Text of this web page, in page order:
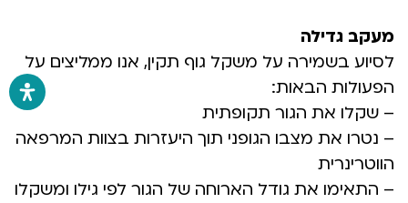
מעקב גדילה
לסיוע בשמירה על משקל גוף תקין, אנו ממליצים על
הפעולות הבאות:
– שקלו את הגור תקופתית
– נטרו את מצבו הגופני תוך היעזרות בצוות המרפאה
הווטרינרית
– התאימו את גודל הארוחה של הגור לפי גילו ומשקלו